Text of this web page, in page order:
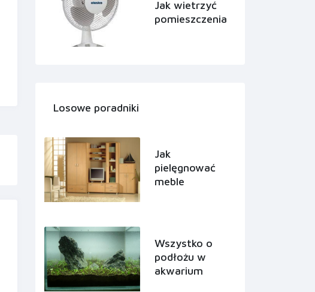
Jak wietrzyć
pomieszczenia
Losowe poradniki
Jak
pielęgnować
meble
Wszystko o
podłożu w
akwarium